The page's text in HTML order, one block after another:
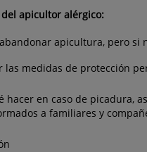
apicultor alérgico:
apicultura, pero si
las medidas de protección
hacer en caso de picadura,
a familiares y